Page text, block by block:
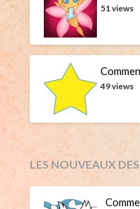
51 views
49 views
LES NOUVEAUX